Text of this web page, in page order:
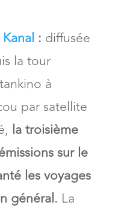
: diffusée
la tour
à
par satellite
la troisième
sur le
les voyages
général. La